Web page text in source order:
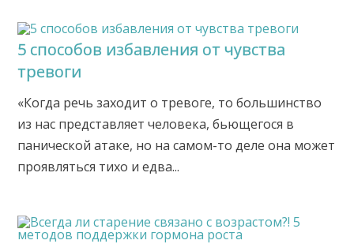
5 способов избавления от чувства
тревоги
«Когда речь заходит о тревоге, то большинство
из нас представляет человека, бьющегося в
панической атаке, но на самом-то деле она может
проявляться тихо и едва...